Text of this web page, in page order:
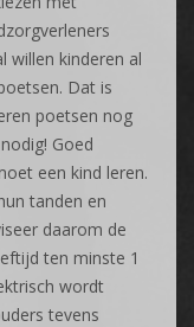
willen kinderen al
Dat is
poetsen nog
Goed
een kind leren.
tanden en
daarom de
ten minste 1
wordt
tevens